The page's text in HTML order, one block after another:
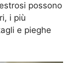
possono
i più
e pieghe